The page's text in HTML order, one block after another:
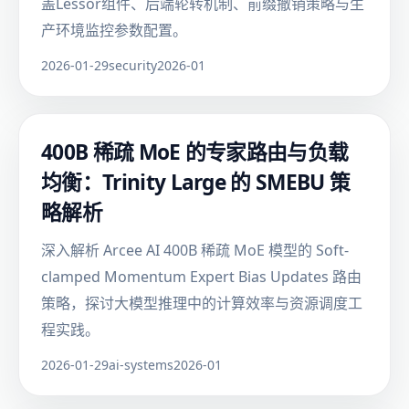
产环境监控参数配置。
2026-01-29security2026-01
400B 稀疏 MoE 的专家路由与负载
均衡：Trinity Large 的 SMEBU 策
略解析
深入解析 Arcee AI 400B 稀疏 MoE 模型的 Soft-
clamped Momentum Expert Bias Updates 路由
策略，探讨大模型推理中的计算效率与资源调度工
程实践。
2026-01-29ai-systems2026-01